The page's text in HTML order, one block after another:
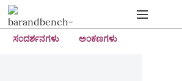
ಸಂದರ್ಶನಗಳು ಅಂಕಣಗಳು